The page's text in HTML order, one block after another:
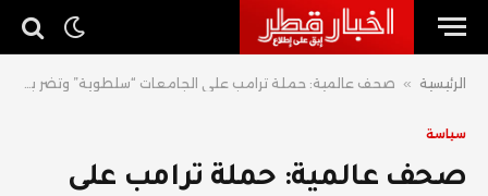
الرئيسية » صحف عالمية: حملة ترامب على الجامعات “سلطوية” وتضر بالبلاد وهارفارد وقفت أمامه
سياسة
صحف عالمية: حملة ترامب على